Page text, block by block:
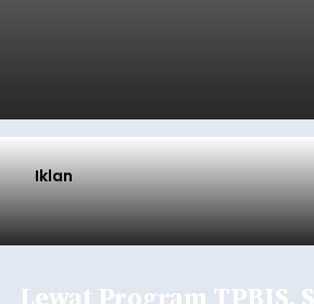
Iklan
Lewat Program TPBIS,